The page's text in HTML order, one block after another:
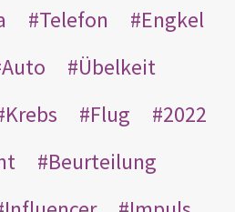
Telefon
Engkel
Auto
Übelkeit
Krebs Flug
2022
Beurteilung